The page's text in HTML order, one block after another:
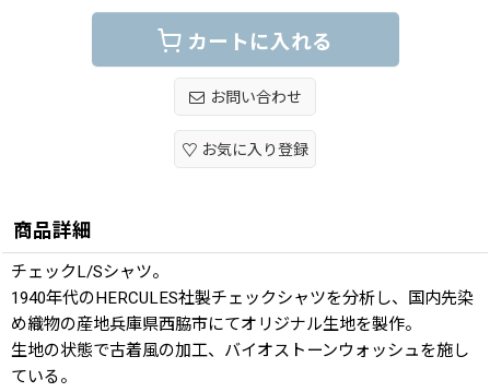
カートに入れる
お問い合わせ
お気に入り登録
商品詳細
チェックL/Sシャツ。
1940年代のHERCULES社製チェックシャツを分析し、国内先染
め織物の産地兵庫県西脇市にてオリジナル生地を製作。
生地の状態で古着風の加工、バイオストーンウォッシュを施し
ている。